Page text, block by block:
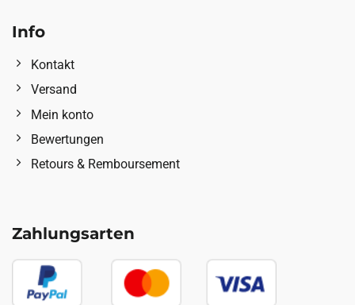
Info
Kontakt
Versand
Mein konto
Bewertungen
Retours & Remboursement
Zahlungsarten